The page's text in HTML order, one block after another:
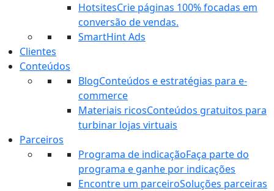
HotsitesCrie páginas 100% focadas em
conversão de vendas.
SmartHint Ads
Clientes
Conteúdos
BlogConteúdos e estratégias para e-
commerce
Materiais ricosConteúdos gratuitos para
turbinar lojas virtuais
Parceiros
Programa de indicaçãoFaça parte do
programa e ganhe por indicações
Encontre um parceiroSoluções parceiras